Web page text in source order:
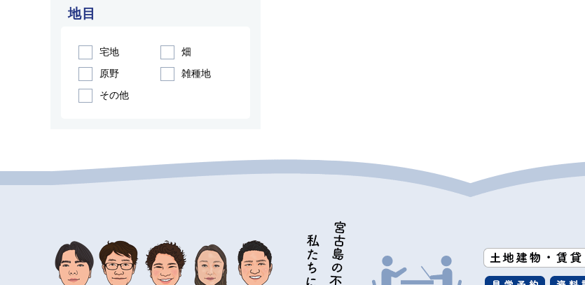
地目
宅地
畑
原野
雑種地
その他